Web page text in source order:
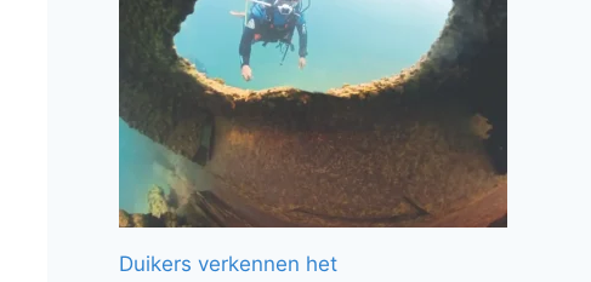
Duikers verkennen het